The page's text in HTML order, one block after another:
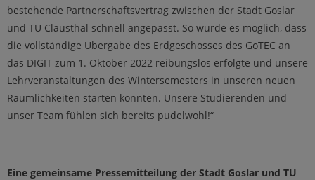
bestehende Partnerschaftsvertrag zwischen der Stadt Goslar
und TU Clausthal schnell angepasst. So wurde es möglich, dass
die vollständige Übergabe des Erdgeschosses des GoTEC an
das DIGIT zum 1. Oktober 2022 reibungslos erfolgte und unsere
Lehrveranstaltungen des Wintersemesters in unseren neuen
Räumlichkeiten starten konnten. Unsere Studierenden und
unser Team fühlen sich bereits pudelwohl!“
Eine gemeinsame Pressemitteilung der Stadt Goslar und TU